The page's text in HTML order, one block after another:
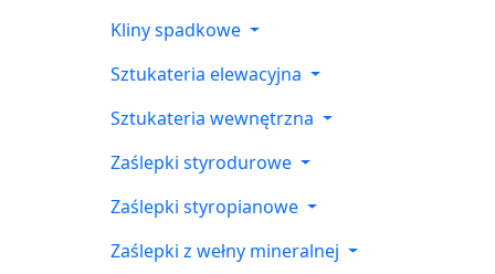
Kliny spadkowe
Sztukateria elewacyjna
Sztukateria wewnętrzna
Zaślepki styrodurowe
Zaślepki styropianowe
Zaślepki z wełny mineralnej